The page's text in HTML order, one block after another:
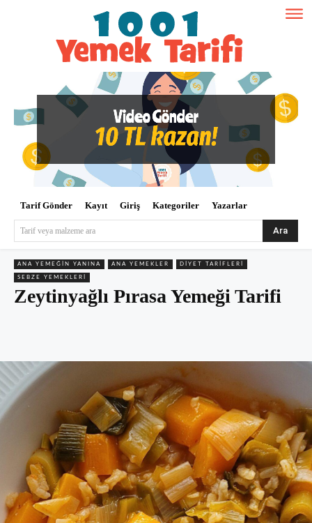
Tarif Gönder Kayıt Giriş Kategoriler Yazarlar
Tarif veya malzeme ara Ara
ANA YEMEĞIN YANINA ANA YEMEKLER DIYET TARIFLERI
SEBZE YEMEKLERI
Zeytinyağlı Pırasa Yemeği Tarifi